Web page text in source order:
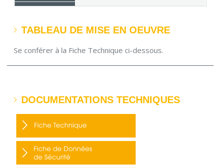
Rendement
400 à 500 g/m² par couche
TABLEAU DE MISE EN OEUVRE
Se conférer à la Fiche Technique ci-dessous.
DOCUMENTATIONS TECHNIQUES